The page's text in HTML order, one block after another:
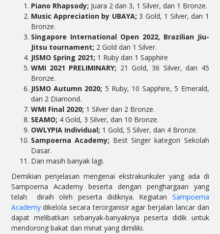
Piano Rhapsody; Juara 2 dan 3, 1 Silver, dan 1 Bronze.
Music Appreciation by UBAYA; 3 Gold, 1 Silver, dan 1
Bronze.
Singapore International Open 2022, Brazilian Jiu-
Jitsu tournament; 2 Gold dan 1 Silver.
JISMO Spring 2021; 1 Ruby dan 1 Sapphire
WMI 2021 PRELIMINARY; 21 Gold, 36 Silver, dan 45
Bronze.
JISMO Autumn 2020; 5 Ruby, 10 Sapphire, 5 Emerald,
dan 2 Diamond.
WMI Final 2020; 1 Silver dan 2 Bronze.
SEAMO; 4 Gold, 3 Silver, dan 10 Bronze.
OWLYPIA Individual; 1 Gold, 5 Silver, dan 4 Bronze.
Sampoerna Academy; Best Singer kategori Sekolah
Dasar.
Dan masih banyak lagi.
Demikian penjelasan mengenai ekstrakurikuler yang ada di
Sampoerna Academy beserta dengan penghargaan yang
telah diraih oleh peserta didiknya. Kegiatan Sampoerna
Academydikelola secara terorganisir agar berjalan lancar dan
dapat melibatkan sebanyak-banyaknya peserta didik untuk
mendorong bakat dan minat yang dimiliki.